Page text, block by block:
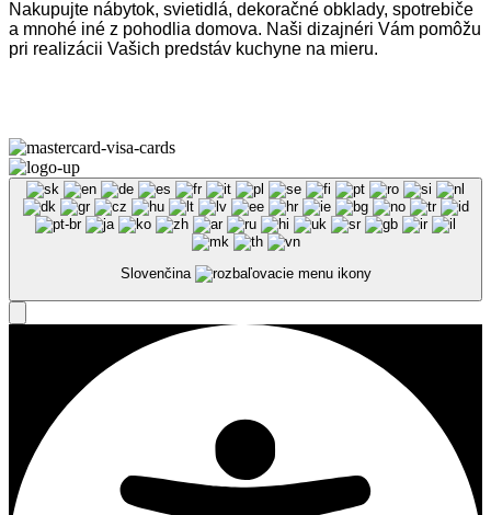
Nakupujte nábytok, svietidlá, dekoračné obklady, spotrebiče
a mnohé iné z pohodlia domova. Naši dizajnéri Vám pomôžu
pri realizácii Vašich predstáv kuchyne na mieru.
Slovenčina